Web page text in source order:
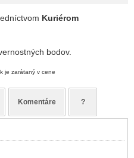
Kuriérom
bodov.
je zarátaný v cene
Komentáre ?